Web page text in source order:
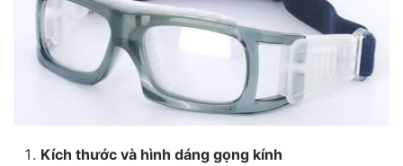
Kích thước và hình dáng gọng kính